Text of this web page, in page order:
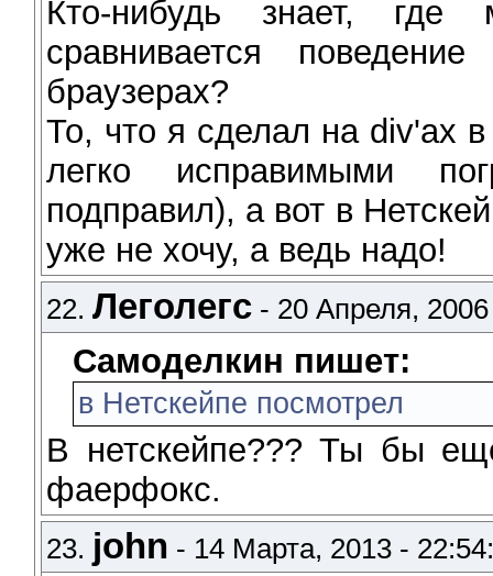
Кто-нибудь знает,
сравнивается
браузерах?
То, что я сделал на div'ax
легко исправимыми
подправил), а вот в
уже не хочу, а ведь надо!
22.Леголегс - 20 Апреля,
Самоделкин пишет:
в Нетскейпе посмотрел
В нетскейпе??? Ты бы
фаерфокс.
23. john - 14 Марта, 2013 -